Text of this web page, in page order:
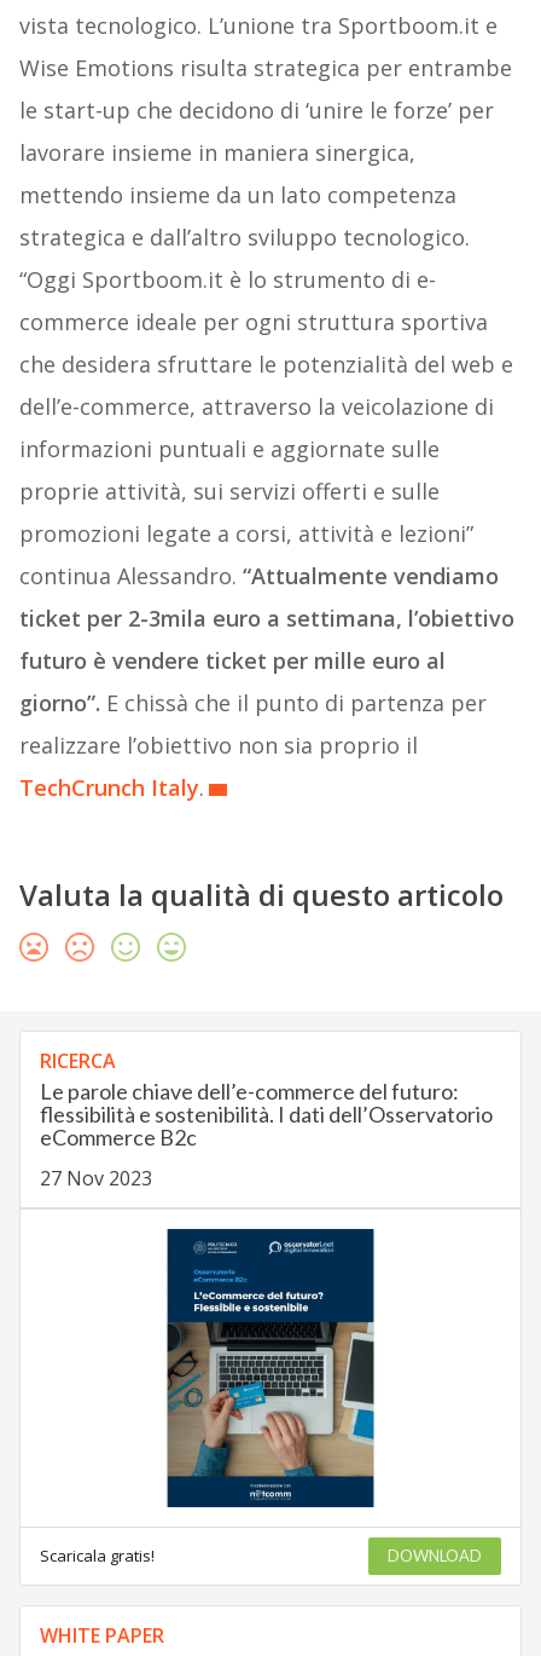
vista tecnologico. L’unione tra Sportboom.it e
Wise Emotions risulta strategica per entrambe
le start-up che decidono di ‘unire le forze’ per
lavorare insieme in maniera sinergica,
mettendo insieme da un lato competenza
strategica e dall’altro sviluppo tecnologico.
“Oggi Sportboom.it è lo strumento di e-
commerce ideale per ogni struttura sportiva
che desidera sfruttare le potenzialità del web e
dell’e-commerce, attraverso la veicolazione di
informazioni puntuali e aggiornate sulle
proprie attività, sui servizi offerti e sulle
promozioni legate a corsi, attività e lezioni”
continua Alessandro. “Attualmente vendiamo
ticket per 2-3mila euro a settimana, l’obiettivo
futuro è vendere ticket per mille euro al
giorno”. E chissà che il punto di partenza per
realizzare l’obiettivo non sia proprio il
TechCrunch Italy.
Valuta la qualità di questo articolo
RICERCA
Le parole chiave dell’e-commerce del futuro:
flessibilità e sostenibilità. I dati dell’Osservatorio
eCommerce B2c
27 Nov 2023
Scaricala gratis! DOWNLOAD
WHITE PAPER